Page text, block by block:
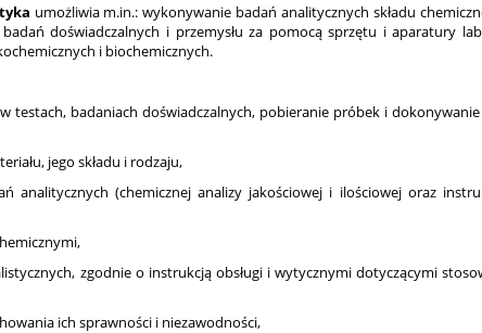
umożliwia m.in.: wykonywanie badań analitycznych składu
doświadczalnych i przemysłu za pomocą sprzętu i aparatury
i biochemicznych.
testach, badaniach doświadczalnych, pobieranie próbek i
jego składu i rodzaju,
(chemicznej analizy jakościowej i ilościowej oraz
zgodnie o instrukcją obsługi i wytycznymi dotyczącymi
ich sprawności i niezawodności,